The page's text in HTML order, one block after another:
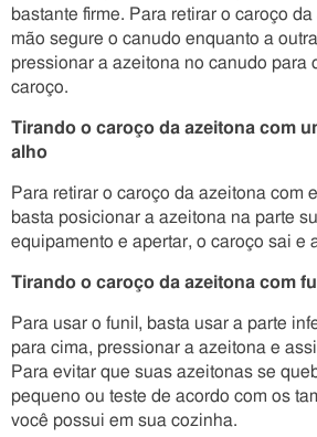
bastante firme. Para retirar o caroço
mão segure o canudo enquanto a
pressionar a azeitona no canudo para
caroço.
Tirando o caroço da azeitona com
alho
Para retirar o caroço da azeitona com
basta posicionar a azeitona na parte
equipamento e apertar, o caroço sai e
Tirando o caroço da azeitona com
Para usar o funil, basta usar a parte
para cima, pressionar a azeitona e
Para evitar que suas azeitonas se
pequeno ou teste de acordo com os
você possui em sua cozinha.